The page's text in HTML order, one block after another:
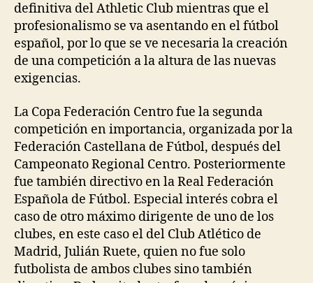
definitiva del Athletic Club mientras que el
profesionalismo se va asentando en el fútbol
español, por lo que se ve necesaria la creación
de una competición a la altura de las nuevas
exigencias.
La Copa Federación Centro fue la segunda
competición en importancia, organizada por la
Federación Castellana de Fútbol, después del
Campeonato Regional Centro. Posteriormente
fue también directivo en la Real Federación
Española de Fútbol. Especial interés cobra el
caso de otro máximo dirigente de uno de los
clubes, en este caso el del Club Atlético de
Madrid, Julián Ruete, quien no fue solo
futbolista de ambos clubes sino también